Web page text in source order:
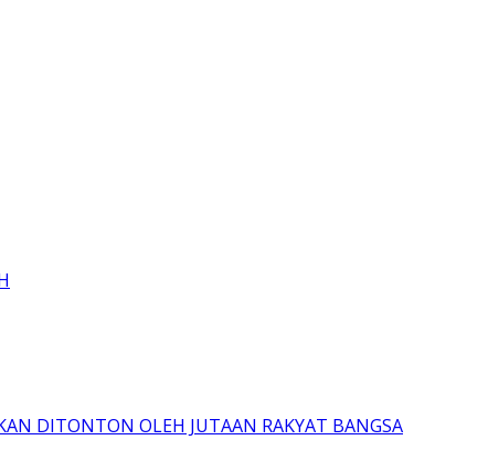
DITONTON OLEH JUTAAN RAKYAT BANGSA